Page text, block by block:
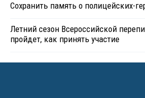
Сохранить память о полицейских-
Летний сезон Всероссийской
пройдет, как принять участие